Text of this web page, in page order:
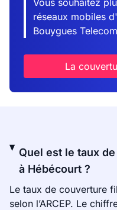
Vous souhaitez
réseaux mobiles
Bouygues
La
Quel est le taux
à Hébécourt ?
Le taux de couverture
selon l’ARCEP. Le